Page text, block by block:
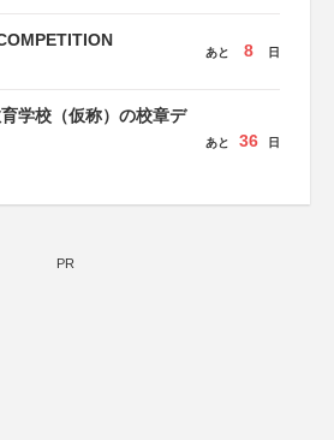
あと 8 日
学校（仮称）の校章デ
あと 36 日
PR